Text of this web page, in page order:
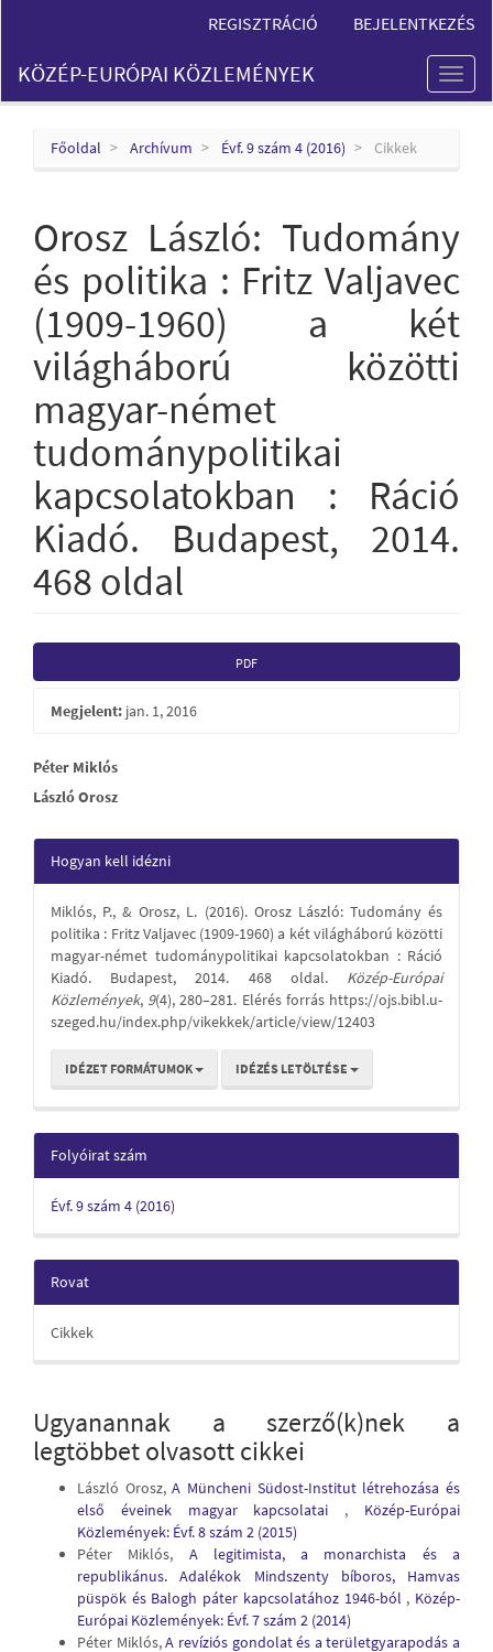
Content
Sidebar
REGISZTRÁCIÓ BEJELENTKEZÉS
Toggle
KÖZÉP-EURÓPAI KÖZLEMÉNYEK
Főoldal Archívum Évf. 9 szám 4 (2016) Cikkek
Orosz László: Tudomány
és politika : Fritz Valjavec
(1909-1960) a két
világháború közötti
magyar-német
tudománypolitikai
kapcsolatokban : Ráció
Kiadó. Budapest, 2014.
468 oldal
Article
Sidebar
PDF
Megjelent: jan. 1, 2016
Main
Article
Content
Péter Miklós
László Orosz
Article
Details
Hogyan kell idézni
Miklós, P., & Orosz, L. (2016). Orosz László: Tudomány és
politika : Fritz Valjavec (1909-1960) a két világháború közötti
magyar-német tudománypolitikai kapcsolatokban : Ráció
Kiadó. Budapest, 2014. 468 oldal. Közép-Európai
Közlemények, 9(4), 280–281. Elérés forrás https://ojs.bibl.u-
szeged.hu/index.php/vikekkek/article/view/12403
IDÉZET FORMÁTUMOK IDÉZÉS LETÖLTÉSE
Folyóirat szám
Évf. 9 szám 4 (2016)
Rovat
Cikkek
Ugyanannak a szerző(k)nek a
legtöbbet olvasott cikkei
László Orosz,A Müncheni Südost-Institut létrehozása és
első éveinek magyar kapcsolatai , Közép-Európai
Közlemények: Évf. 8 szám 2 (2015)
Péter Miklós, A legitimista, a monarchista és a
republikánus. Adalékok Mindszenty bíboros, Hamvas
püspök és Balogh páter kapcsolatához 1946-ból , Közép-
Európai Közlemények: Évf. 7 szám 2 (2014)
Péter Miklós,A revíziós gondolat és a területgyarapodás a